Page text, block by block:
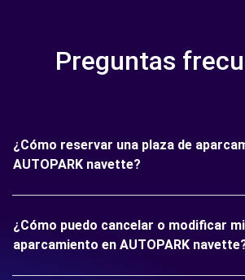
Preguntas
¿Cómo reservar una plaza de
AUTOPARK navette?
¿Cómo puedo cancelar o modificar
aparcamiento en AUTOPARK